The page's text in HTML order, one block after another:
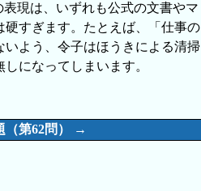
現は、いずれも公式の文書やマ
すぎます。たとえば、「仕事の
よう、令子はほうきによる清掃
になってしまいます。
（第62問） →